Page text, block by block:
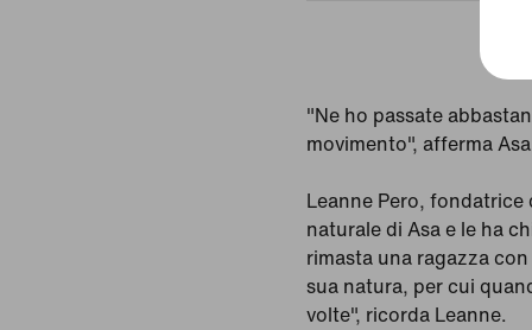
"Ne ho passate
movimento", afferma
Leanne Pero,
naturale di Asa e le ha
rimasta una ragazza
sua natura, per cui
volte", ricorda Leanne.